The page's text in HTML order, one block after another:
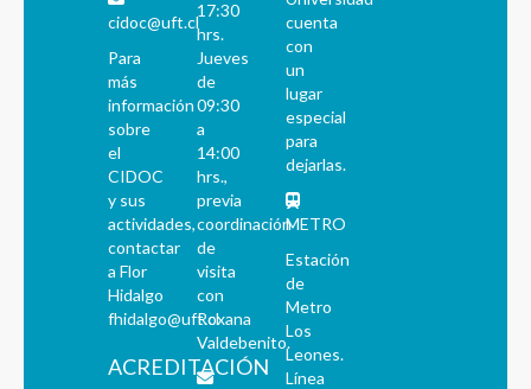
cidoc@uft.cl
Para
más
información
sobre
el
CIDOC
y sus
actividades,
contactar
a Flor
Hidalgo
fhidalgo@uft.cl
ACREDITACIÓN
17:30
hrs.
Jueves
de
09:30
a
14:00
hrs.,
previa
coordinación
de
visita
con
Roxana
Valdebenito.
cuenta
con
un
lugar
especial
para
dejarlas.
METRO
Estación
de
Metro
Los
Leones.
Línea